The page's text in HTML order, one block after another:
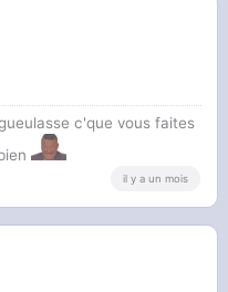
c'que vous faites
il y a un mois